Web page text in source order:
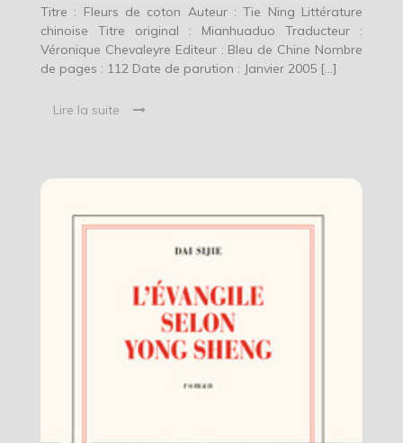
Titre : Fleurs de coton Auteur : Tie Ning Littérature
chinoise Titre original : Mianhuaduo Traducteur :
Véronique Chevaleyre Editeur : Bleu de Chine Nombre
de pages : 112 Date de parution : Janvier 2005 […]
Lire la suite